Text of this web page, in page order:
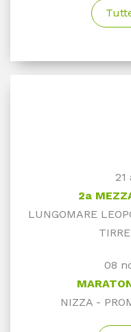
21
2a
LUNGOMARE
08
NIZZA -